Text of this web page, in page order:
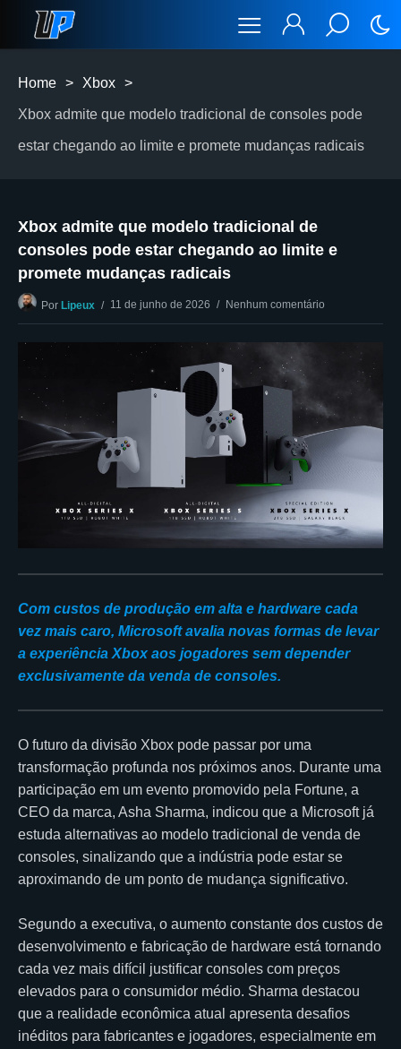
Home > Xbox >
Xbox admite que modelo tradicional de consoles pode
estar chegando ao limite e promete mudanças radicais
Xbox admite que modelo tradicional de
consoles pode estar chegando ao limite e
promete mudanças radicais
Por Lipeux 11 de junho de 2026 Nenhum comentário
Com custos de produção em alta e hardware cada
vez mais caro, Microsoft avalia novas formas de levar
a experiência Xbox aos jogadores sem depender
exclusivamente da venda de consoles.
O futuro da divisão Xbox pode passar por uma
transformação profunda nos próximos anos. Durante uma
participação em um evento promovido pela Fortune, a
CEO da marca, Asha Sharma, indicou que a Microsoft já
estuda alternativas ao modelo tradicional de venda de
consoles, sinalizando que a indústria pode estar se
aproximando de um ponto de mudança significativo.
Segundo a executiva, o aumento constante dos custos de
desenvolvimento e fabricação de hardware está tornando
cada vez mais difícil justificar consoles com preços
elevados para o consumidor médio. Sharma destacou
que a realidade econômica atual apresenta desafios
inéditos para fabricantes e jogadores, especialmente em